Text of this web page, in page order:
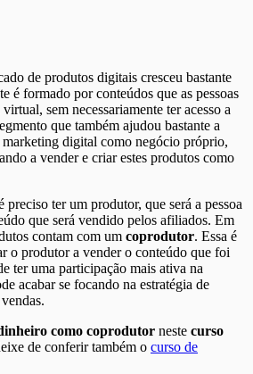
de produtos digitais cresceu bastante
é formado por conteúdos que as pessoas
sem necessariamente ter acesso a
que também ajudou bastante a
digital como negócio próprio,
a vender e criar estes produtos como
preciso ter um produtor, que será a pessoa
que será vendido pelos afiliados. Em
contam com um coprodutor. Essa é
o produtor a vender o conteúdo que foi
ter uma participação mais ativa na
acabar se focando na estratégia de
como coprodutor neste curso
de conferir também o curso de